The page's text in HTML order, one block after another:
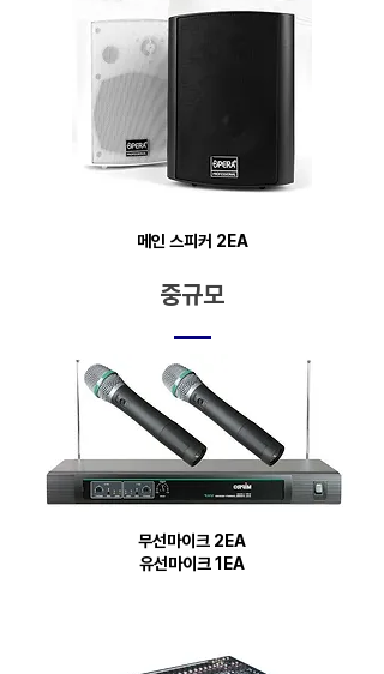
​메인 스피커 2EA
중규모
무선마이크 2EA
유선마이크 1EA